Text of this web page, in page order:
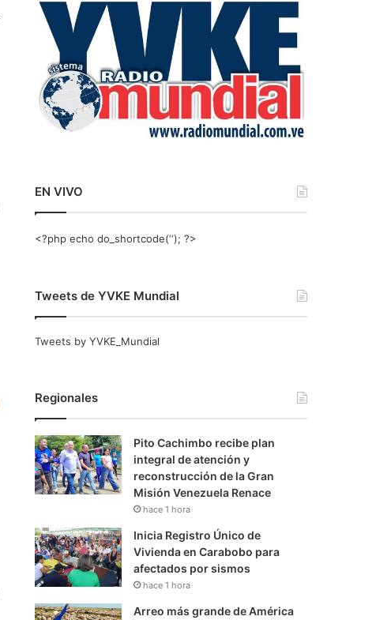
r
EN VIVO
<?php echo do_shortcode(‘‘); ?>
Tweets de YVKE Mundial
Tweets by YVKE_Mundial
Regionales
Pito Cachimbo recibe plan
integral de atención y
reconstrucción de la Gran
Misión Venezuela Renace
hace 1 hora
Inicia Registro Único de
Vivienda en Carabobo para
afectados por sismos
hace 1 hora
Arreo más grande de América